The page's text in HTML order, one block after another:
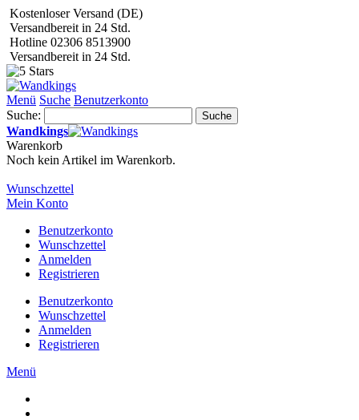
Kostenloser Versand (DE)
Versandbereit in 24 Std.
Hotline 02306 8513900
Versandbereit in 24 Std.
Menü Suche Benutzerkonto
Suche:
Suche
Wandkings
Warenkorb
Noch kein Artikel im Warenkorb.
Wunschzettel
Mein Konto
Benutzerkonto
Wunschzettel
Anmelden
Registrieren
Benutzerkonto
Wunschzettel
Anmelden
Registrieren
Menü